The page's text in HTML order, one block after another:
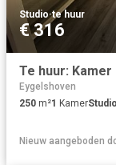
Studio·te huur
€ 316
Te huur:
Eygelshoven
250 m²1 KamerStudio
Nieuw aangeboden